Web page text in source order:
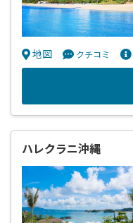
地図 クチコミ
ハレクラニ沖縄